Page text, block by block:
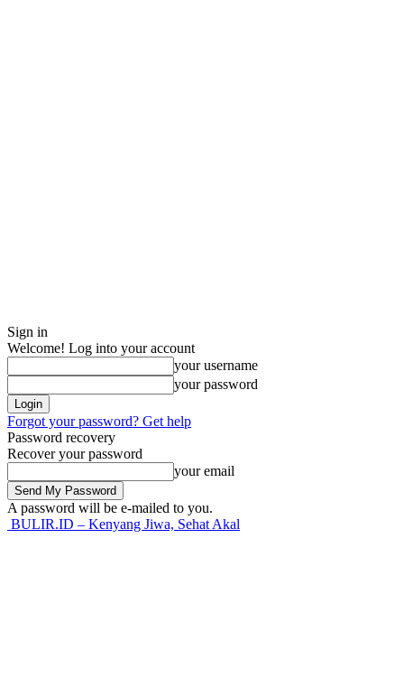
Sign in
Welcome! Log into your account
your username
your password
Forgot your password? Get help
Password recovery
Recover your password
your email
A password will be e-mailed to you.
BULIR.ID – Kenyang Jiwa, Sehat Akal